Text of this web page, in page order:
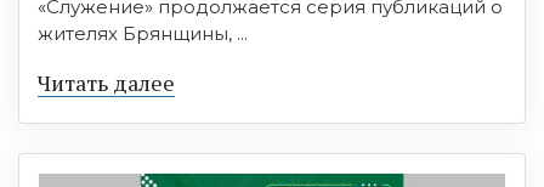
«Служение» продолжается серия публикаций о
жителях Брянщины, ...
Читать далее